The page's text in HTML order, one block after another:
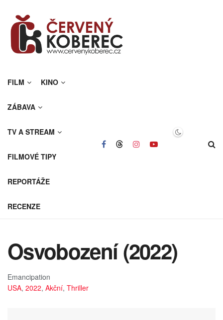
FILM KINO
ZÁBAVA
TV A STREAM
FILMOVÉ TIPY
REPORTÁŽE
RECENZE
Osvobození (2022)
Emancipation
USA, 2022, Akční, Thriller